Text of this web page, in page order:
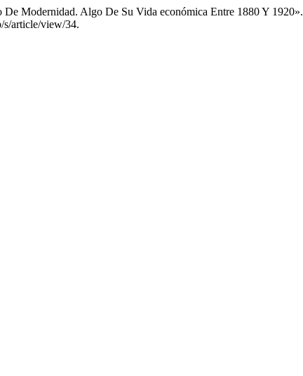
Modernidad. Algo De Su Vida económica Entre 1880 Y 1920».
s/article/view/34.